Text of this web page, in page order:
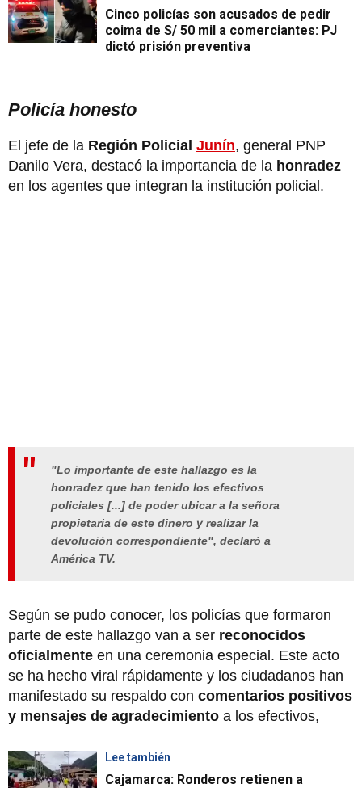
Cinco policías son acusados de pedir
coima de S/ 50 mil a comerciantes: PJ
dictó prisión preventiva
Policía honesto
El jefe de la Región Policial Junín, general PNP
Danilo Vera, destacó la importancia de la honradez
en los agentes que integran la institución policial.
"Lo importante de este hallazgo es la
honradez que han tenido los efectivos
policiales [...] de poder ubicar a la señora
propietaria de este dinero y realizar la
devolución correspondiente", declaró a
América TV.
Según se pudo conocer, los policías que formaron
parte de este hallazgo van a ser reconocidos
oficialmente en una ceremonia especial. Este acto
se ha hecho viral rápidamente y los ciudadanos han
manifestado su respaldo con comentarios positivos
y mensajes de agradecimiento a los efectivos,
Lee también
Cajamarca: Ronderos retienen a